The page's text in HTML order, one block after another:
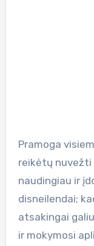
Pramoga visiems nuo 5 iki 99 metų ir vieta, kur
reikėtų nuvežti
naudingiau ir
disneilendai;
atsakingai
ir mokymosi